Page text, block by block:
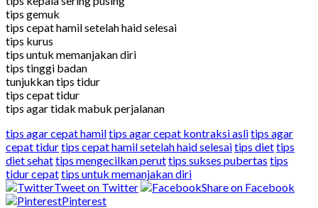
tips gemuk
tips cepat hamil setelah haid selesai
tips kurus
tips untuk memanjakan diri
tips tinggi badan
tunjukkan tips tidur
tips cepat tidur
tips agar tidak mabuk perjalanan
tips agar cepat hamiltips agar cepat kontraksi aslitips agar
cepat tidurtips cepat hamil setelah haid selesaitips diettips
diet sehattips mengecilkan peruttips sukses pubertas tips
tidur cepattips untuk memanjakan diri
Tweet on Twitter
Share on Facebook
Pinterest